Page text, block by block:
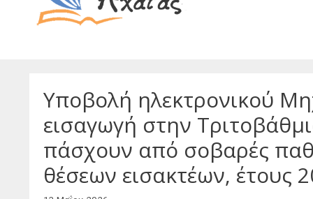
Υποβολή ηλεκτρονικού
εισαγωγή στην
πάσχουν από σοβαρές
θέσεων εισακτέων, έτους